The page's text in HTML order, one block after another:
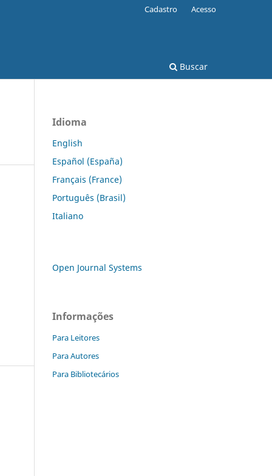
Buscar
Cadastro Acesso
Idioma
English
Español (España)
Français (France)
Português (Brasil)
Italiano
Open Journal Systems
Informações
Para Leitores
Para Autores
Para Bibliotecários